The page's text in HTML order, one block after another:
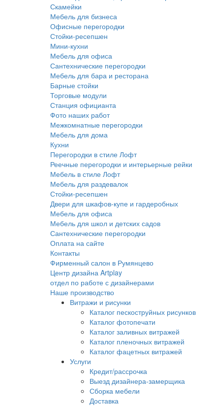
Скамейки
Мебель для бизнеса
Офисные перегородки
Стойки-ресепшен
Мини-кухни
Мебель для офиса
Сантехнические перегородки
Мебель для бара и ресторана
Барные стойки
Торговые модули
Станция официанта
Фото наших работ
Межкомнатные перегородки
Мебель для дома
Кухни
Перегородки в стиле Лофт
Реечные перегородки и интерьерные рейки
Мебель в стиле Лофт
Мебель для раздевалок
Стойки-ресепшен
Двери для шкафов-купе и гардеробных
Мебель для офиса
Мебель для школ и детских садов
Сантехнические перегородки
Оплата на сайте
Контакты
Фирменный салон в Румянцево
Центр дизайна Artplay
отдел по работе с дизайнерами
Наше производство
Витражи и рисунки
Каталог пескоструйных рисунков
Каталог фотопечати
Каталог заливных витражей
Каталог пленочных витражей
Каталог фацетных витражей
Услуги
Кредит/рассрочка
Выезд дизайнера-замерщика
Сборка мебели
Доставка